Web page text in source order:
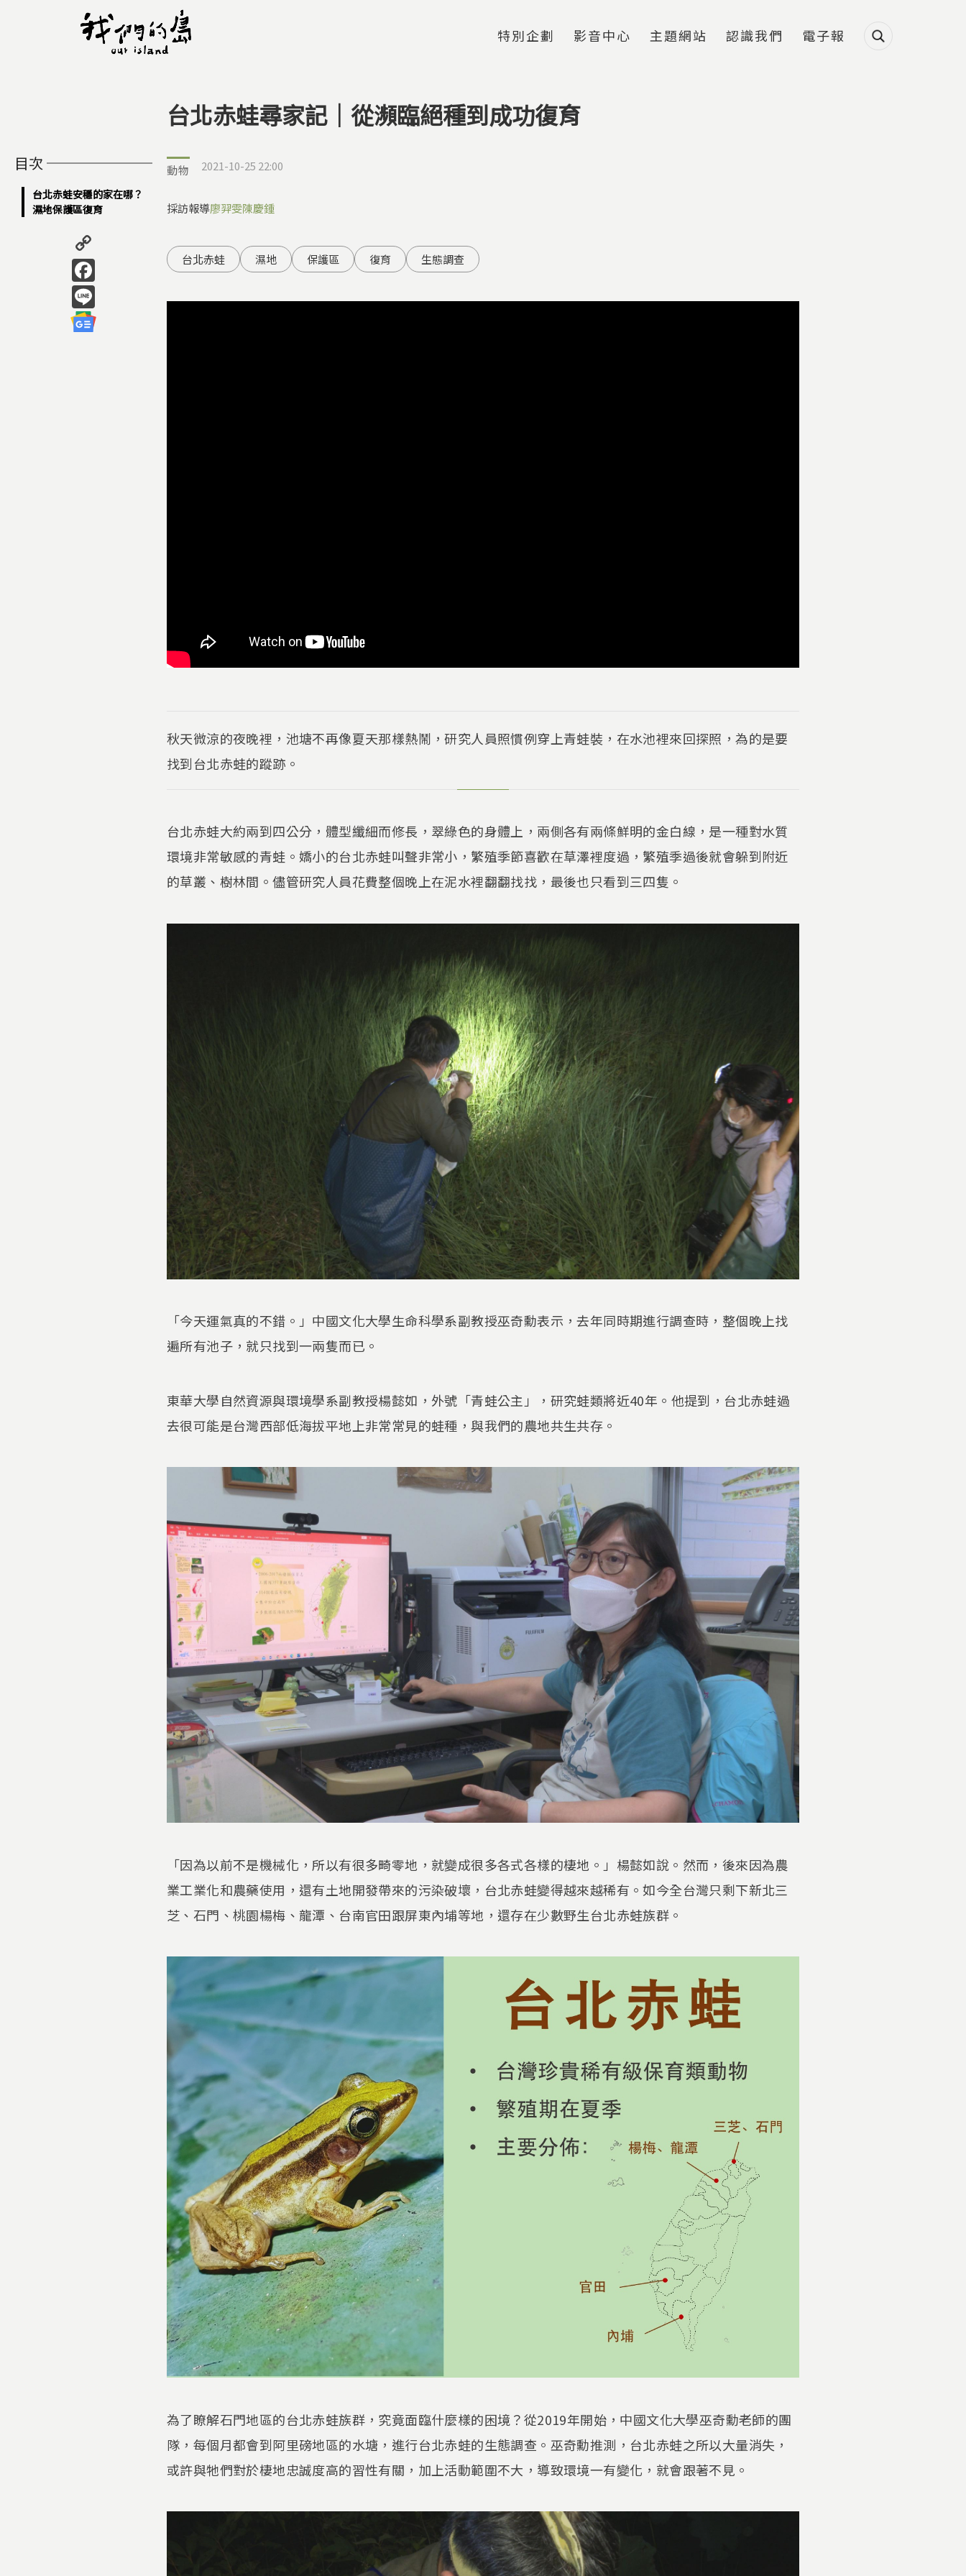
特別企劃 影音中心 主題網站 認識我們 電子報
您在這裡
台北赤蛙尋家記｜從瀕臨絕種到成功復育
目次
台北赤蛙安穩的家在哪？
濕地保護區復育
Facebook
動物 2021-10-25 22:00
採訪報導廖羿雯陳慶鍾
台北赤蛙 濕地 保護區 復育 生態調查
秋天微涼的夜晚裡，池塘不再像夏天那樣熱鬧，研究人員照慣例穿上青蛙裝，在水池裡來回探照，為的是要
找到台北赤蛙的蹤跡。
台北赤蛙大約兩到四公分，體型纖細而修長，翠綠色的身體上，兩側各有兩條鮮明的金白線，是一種對水質
環境非常敏感的青蛙。嬌小的台北赤蛙叫聲非常小，繁殖季節喜歡在草澤裡度過，繁殖季過後就會躲到附近
的草叢、樹林間。儘管研究人員花費整個晚上在泥水裡翻翻找找，最後也只看到三四隻。
「今天運氣真的不錯。」中國文化大學生命科學系副教授巫奇勳表示，去年同時期進行調查時，整個晚上找
遍所有池子，就只找到一兩隻而已。
東華大學自然資源與環境學系副教授楊懿如，外號「青蛙公主」，研究蛙類將近40年。他提到，台北赤蛙過
去很可能是台灣西部低海拔平地上非常常見的蛙種，與我們的農地共生共存。
「因為以前不是機械化，所以有很多畸零地，就變成很多各式各樣的棲地。」楊懿如說。然而，後來因為農
業工業化和農藥使用，還有土地開發帶來的污染破壞，台北赤蛙變得越來越稀有。如今全台灣只剩下新北三
芝、石門、桃園楊梅、龍潭、台南官田跟屏東內埔等地，還存在少數野生台北赤蛙族群。
為了瞭解石門地區的台北赤蛙族群，究竟面臨什麼樣的困境？從2019年開始，中國文化大學巫奇勳老師的團
隊，每個月都會到阿里磅地區的水塘，進行台北赤蛙的生態調查。巫奇勳推測，台北赤蛙之所以大量消失，
或許與牠們對於棲地忠誠度高的習性有關，加上活動範圍不大，導致環境一有變化，就會跟著不見。